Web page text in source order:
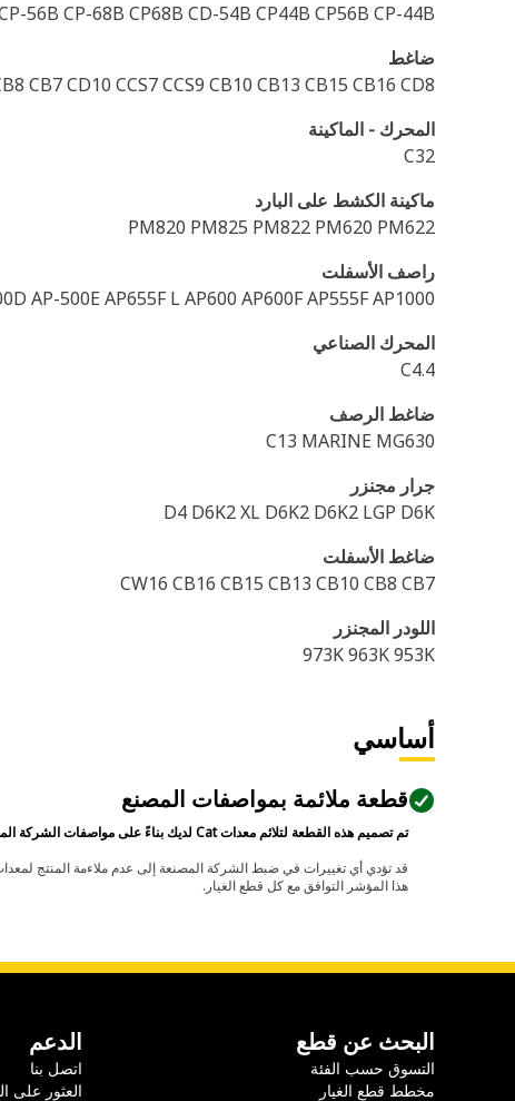
56B CP-68B CP68B CD-54B CP44B CP56B CP-44B
ضاغط
CB7 CD10 CCS7 CCS9 CB10 CB13 CB15 CB16 CD8
المحرك - الماكينة
C32
ماكينة الكشط على البارد
PM820 PM825 PM822 PM620 PM622
راصف الأسفلت
AP-500E AP655F L AP600 AP600F AP555F AP1000
المحرك الصناعي
C4.4
ضاغط الرصف
C13 MARINE MG630
جرار مجنزر
D4 D6K2 XL D6K2 D6K2 LGP D6K
ضاغط الأسفلت
CW16 CB16 CB15 CB13 CB10 CB8 CB7
اللودر المجنزر
973K 963K 953K
أساسي
قطعة ملائمة بمواصفات المصنع
تم تصميم هذه القطعة لتلائم معدات Cat لديك بناءً على مواصفات الشركة المصنعة.
هذا المؤشر التوافق مع كل قطع الغيار.
البحث عن قطع
التسوق حسب الفئة
مخطط قطع الغيار
الدعم
اتصل بنا
العثور على